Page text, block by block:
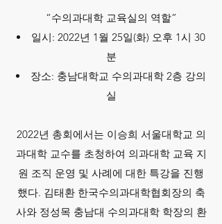
“수의과대학 교육실의 역할”
일시: 2022년 1월 25일(화) 오후 1시 30
분
장소: 충남대학교 수의과대학 2층 강의
실
2022년 총회에서는 이승희 서울대학교 의
과대학 교수를 초청하여 의과대학 교육 지
원 조직 운영 및 사례에 대한 특강을 진행
했다. 김태환 한국수의과대학협회장의 축
사와 정성목 충남대 수의과대학 학장의 환